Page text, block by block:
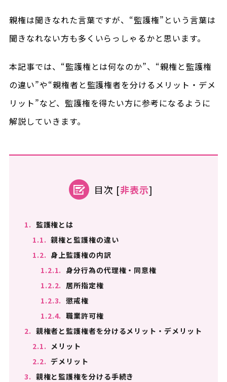
親権は聞きなれた言葉ですが、“監護権”という言葉は
聞きなれない方も多くいらっしゃるかと思います。
本記事では、“監護権とは何なのか”、“親権と監護権
の違い”や“親権者と監護権者を分けるメリット・デメ
リット”など、監護権を得たい方に参考になるように
解説していきます。
目次 [非表示]
1. 監護権とは
1.1. 親権と監護権の違い
1.2. 身上監護権の内訳
1.2.1. 身分行為の代理権・同意権
1.2.2. 居所指定権
1.2.3. 懲戒権
1.2.4. 職業許可権
2. 親権者と監護権者を分けるメリット・デメリット
2.1. メリット
2.2. デメリット
3. 親権と監護権を分ける手続き